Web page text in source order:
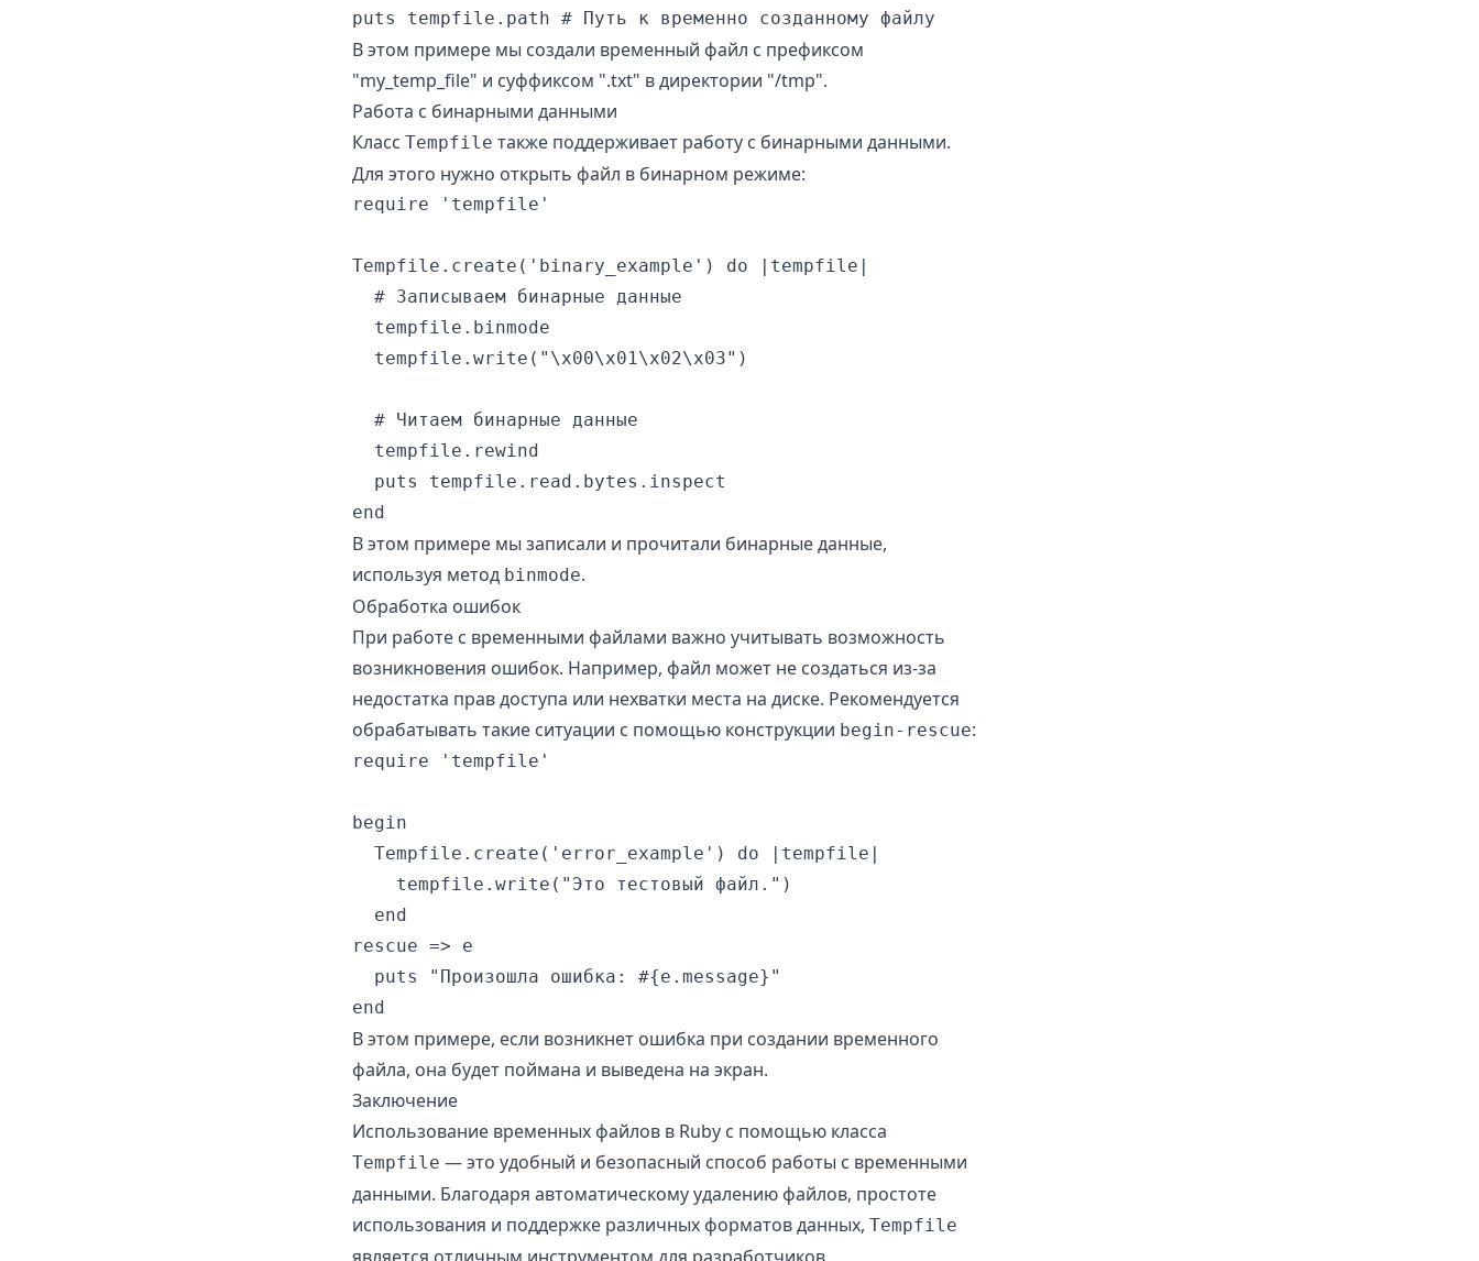
В этом примере мы создали временный файл с префиксом
"my_temp_file" и суффиксом ".txt" в директории "/tmp".
Работа с бинарными данными
Класс Tempfile также поддерживает работу с бинарными данными.
Для этого нужно открыть файл в бинарном режиме:
require 'tempfile'
Tempfile.create('binary_example') do |tempfile|
  # Записываем бинарные данные
  tempfile.binmode
  tempfile.write("\x00\x01\x02\x03")
  # Читаем бинарные данные
  tempfile.rewind
  puts tempfile.read.bytes.inspect
В этом примере мы записали и прочитали бинарные данные,
используя метод binmode.
Обработка ошибок
При работе с временными файлами важно учитывать возможность
возникновения ошибок. Например, файл может не создаться из-за
недостатка прав доступа или нехватки места на диске. Рекомендуется
обрабатывать такие ситуации с помощью конструкции begin-rescue:
require 'tempfile'
begin
  Tempfile.create('error_example') do |tempfile|
    tempfile.write("Это тестовый файл.")
  end
rescue => e
  puts "Произошла ошибка: #{e.message}"
В этом примере, если возникнет ошибка при создании временного
файла, она будет поймана и выведена на экран.
Заключение
Использование временных файлов в Ruby с помощью класса
Tempfile — это удобный и безопасный способ работы с временными
данными. Благодаря автоматическому удалению файлов, простоте
использования и поддержке различных форматов данных, Tempfile